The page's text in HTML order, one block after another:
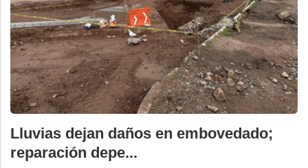
Lluvias dejan daños en embovedado;
reparación depe...